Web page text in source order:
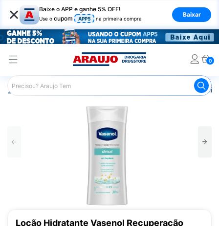
× Baixe o APP e ganhe 5% OFF!
Use o cupom APP5 na primeira compra
Baixar
0
Araujo Beleza e Cuidados
Loção Hidratante Vasenol Recuperação